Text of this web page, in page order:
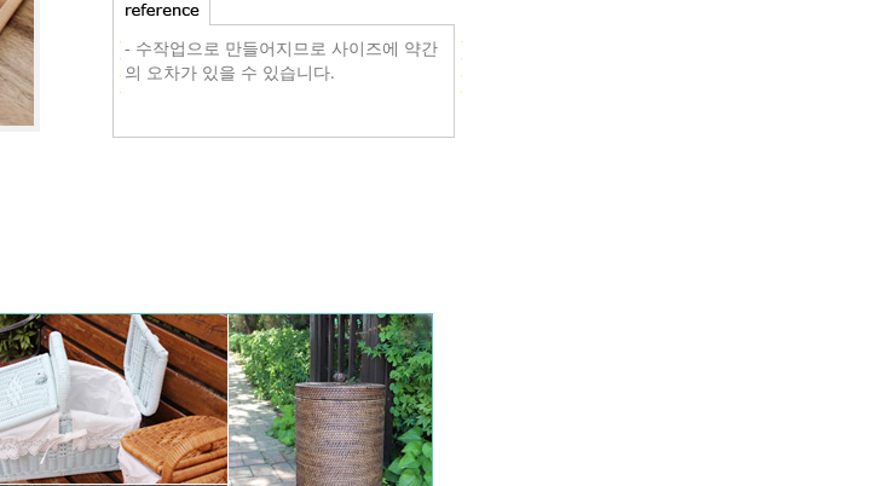
- 수작업으로 만들어지므로 사이즈에 약간
의 오차가 있을 수 있습니다.